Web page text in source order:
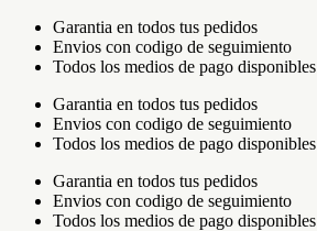
Garantia en todos tus pedidos
Envios con codigo de seguimiento
Todos los medios de pago disponibles
Garantia en todos tus pedidos
Envios con codigo de seguimiento
Todos los medios de pago disponibles
Garantia en todos tus pedidos
Envios con codigo de seguimiento
Todos los medios de pago disponibles